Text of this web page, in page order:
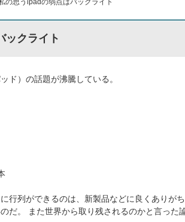
の思うipadの弱点はバックライト
ックライト
ド）の話題が沸騰している。
行列ができるのは、新製品などに良くありがち
だ。 また世界から取り残されるのかと言った